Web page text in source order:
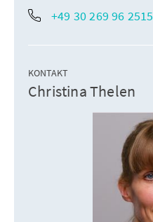
+49 30 269 96 2515
KONTAKT
Christina Thelen